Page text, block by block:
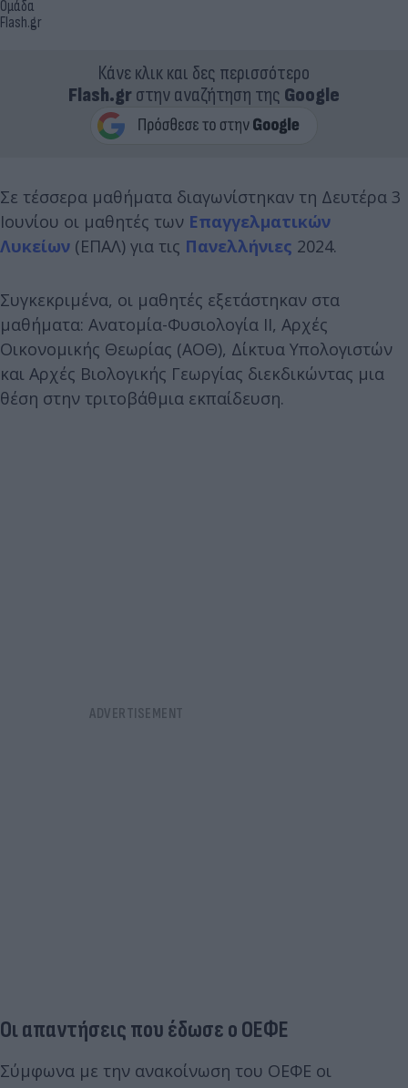
Ομάδα
Flash.gr
Κάνε κλικ και δες περισσότερο
Flash.grστην αναζήτηση της Google
Σε τέσσερα μαθήματα διαγωνίστηκαν τη Δευτέρα 3
Ιουνίου οι μαθητές των Επαγγελματικών
Λυκείων (ΕΠΑΛ) για τις Πανελλήνιες 2024.
Συγκεκριμένα, οι μαθητές εξετάστηκαν στα
μαθήματα: Ανατομία-Φυσιολογία ΙΙ, Αρχές
Οικονομικής Θεωρίας (ΑΟΘ), Δίκτυα Υπολογιστών
και Αρχές Βιολογικής Γεωργίας διεκδικώντας μια
θέση στην τριτοβάθμια εκπαίδευση.
Οι απαντήσεις που έδωσε ο ΟΕΦΕ
Σύμφωνα με την ανακοίνωση του ΟΕΦΕ οι